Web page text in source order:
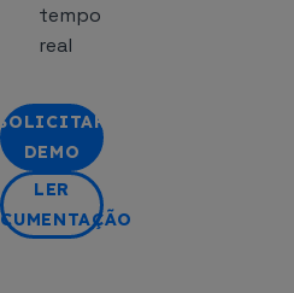
tempo
real
DEMO
LER